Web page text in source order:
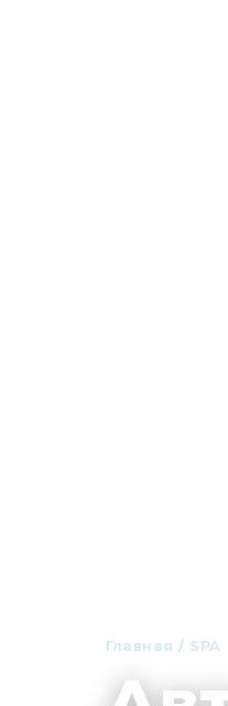
Главная / SPA